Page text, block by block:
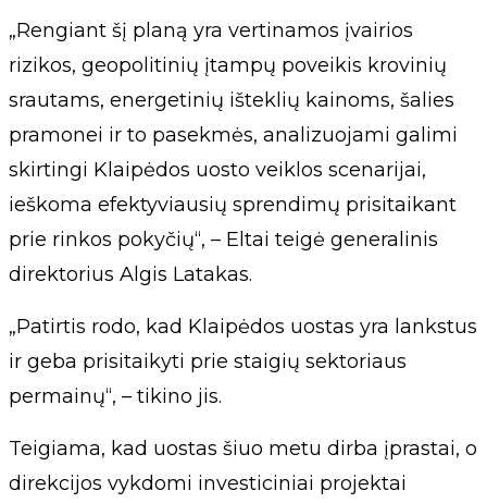
„Rengiant šį planą yra vertinamos įvairios
rizikos, geopolitinių įtampų poveikis krovinių
srautams, energetinių išteklių kainoms, šalies
pramonei ir to pasekmės, analizuojami galimi
skirtingi Klaipėdos uosto veiklos scenarijai,
ieškoma efektyviausių sprendimų prisitaikant
prie rinkos pokyčių“, – Eltai teigė generalinis
direktorius Algis Latakas.
„Patirtis rodo, kad Klaipėdos uostas yra lankstus
ir geba prisitaikyti prie staigių sektoriaus
permainų“, – tikino jis.
Teigiama, kad uostas šiuo metu dirba įprastai, o
direkcijos vykdomi investiciniai projektai